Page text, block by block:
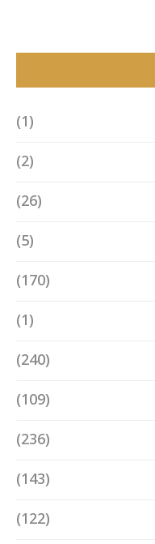
(1)
(2)
(26)
(5)
(170)
(1)
(240)
(109)
(236)
(143)
(122)